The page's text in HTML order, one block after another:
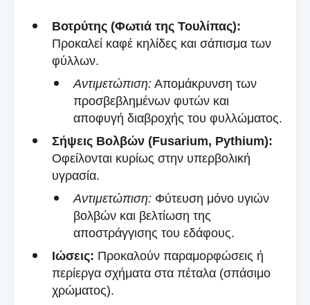
Βοτρύτης (Φωτιά της Τουλίπας):
Προκαλεί καφέ κηλίδες και σάπισμα των
φύλλων.
Αντιμετώπιση: Απομάκρυνση των
προσβεβλημένων φυτών και
αποφυγή διαβροχής του φυλλώματος.
Σήψεις Βολβών (Fusarium, Pythium):
Οφείλονται κυρίως στην υπερβολική
υγρασία.
Αντιμετώπιση: Φύτευση μόνο υγιών
βολβών και βελτίωση της
αποστράγγισης του εδάφους.
Ιώσεις: Προκαλούν παραμορφώσεις ή
περίεργα σχήματα στα πέταλα (σπάσιμο
χρώματος).